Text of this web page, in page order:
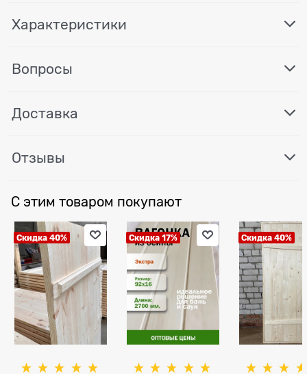
Характеристики
Вопросы
Доставка
Отзывы
С этим товаром покупают
Скидка 40% Скидка 17% Скидка 40%